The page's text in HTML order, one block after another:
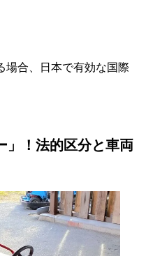
場合、日本で有効な国際
」！法的区分と車両